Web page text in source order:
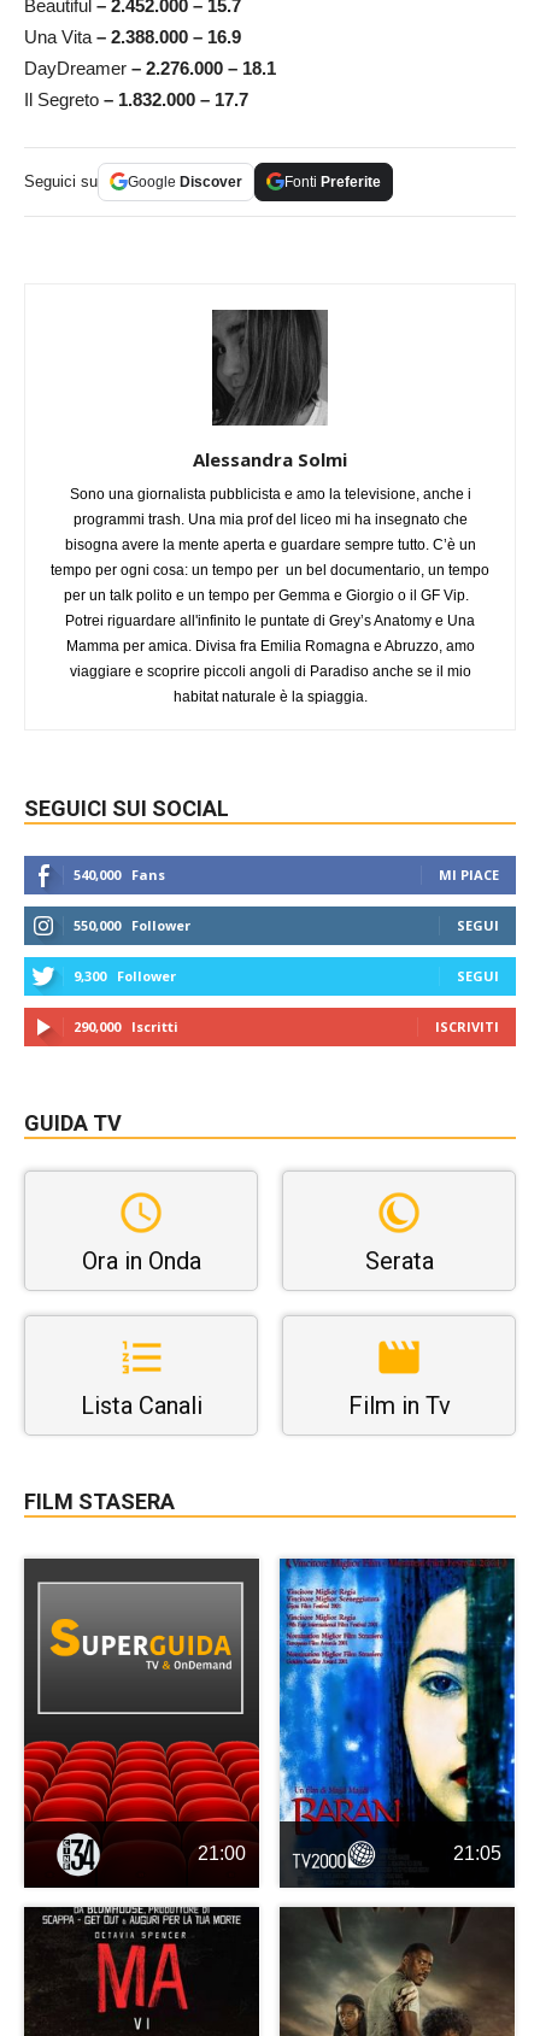
Beautiful – 2.452.000 – 15.7
Una Vita – 2.388.000 – 16.9
DayDreamer – 2.276.000 – 18.1
Il Segreto – 1.832.000 – 17.7
Seguici su Google Discover Fonti Preferite
Alessandra Solmi
Sono una giornalista pubblicista e amo la televisione, anche i
programmi trash. Una mia prof del liceo mi ha insegnato che
bisogna avere la mente aperta e guardare sempre tutto. C’è un
tempo per ogni cosa: un tempo per un bel documentario, un tempo
per un talk polito e un tempo per Gemma e Giorgio o il GF Vip.
Potrei riguardare all'infinito le puntate di Grey’s Anatomy e Una
Mamma per amica. Divisa fra Emilia Romagna e Abruzzo, amo
viaggiare e scoprire piccoli angoli di Paradiso anche se il mio
habitat naturale è la spiaggia.
SEGUICI SUI SOCIAL
540,000 Fans MI PIACE
550,000 Follower SEGUI
9,300 Follower SEGUI
290,000 Iscritti ISCRIVITI
GUIDA TV
Ora in Onda Serata
Lista Canali Film in Tv
FILM STASERA
21:00 21:05